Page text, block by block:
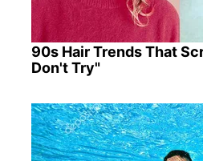
90s Hair Trends That
Don't Try"